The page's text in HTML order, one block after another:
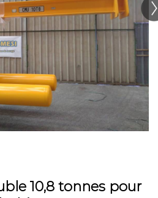
10,8 tonnes pour